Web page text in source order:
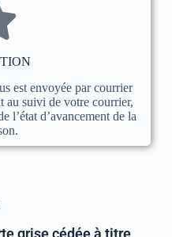
est envoyée par courrier
au suivi de votre courrier,
l’état d’avancement de la
grise cédée à titre